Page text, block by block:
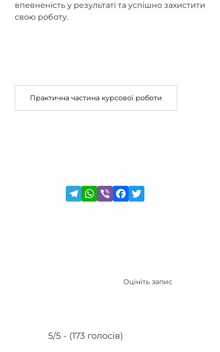
впевненість у результаті та успішно захистити
свою роботу.
Практична частина курсової роботи
5/5 - (173 голосів)
Оцініть запис